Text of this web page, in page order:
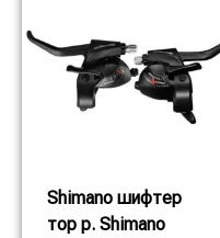
Shimano шифтер
тор р. Shimano